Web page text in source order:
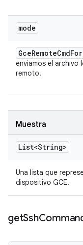
mode
GceRemoteCmd
enviamos el archivo
remoto.
Muestra
List<String>
Una lista que
dispositivo GCE.
getSsh